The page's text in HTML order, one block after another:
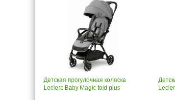
Детская прогулочная коляска
Leclerc Baby Magic fold plus